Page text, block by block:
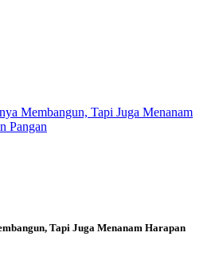
Tapi Juga Menanam Harapan